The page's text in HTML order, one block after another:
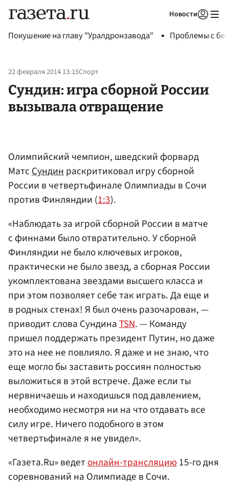
Новости
Покушение на главу "Уралдронзавода" Проблемы с
22 февраля 2014 13:15Спорт
Сундин: игра сборной России
вызывала отвращение
Олимпийский чемпион, шведский форвард
МатсСундинраскритиковал игру сборной
России в четвертьфинале Олимпиады в Сочи
против Финляндии (1:3).
«Наблюдать за игрой сборной России в матче
с финнами было отвратительно. У сборной
Финляндии не было ключевых игроков,
практически не было звезд, а сборная России
укомплектована звездами высшего класса и
при этом позволяет себе так играть. Да еще и
в родных стенах! Я был очень разочарован, —
приводит слова СундинаTSN. — Команду
пришел поддержать президент Путин, но даже
это на нее не повлияло. Я даже и не знаю, что
еще могло бы заставить россиян полностью
выложиться в этой встрече. Даже если ты
нервничаешь и находишься под давлением,
необходимо несмотря ни на что отдавать все
силу игре. Ничего подобного в этом
четвертьфинале я не увидел».
«Газета.Ru» ведетонлайн-трансляцию15-го дня
соревнований на Олимпиаде в Сочи.